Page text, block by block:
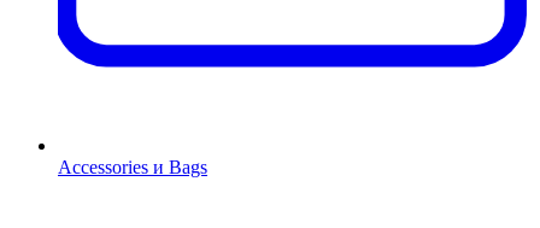
Accessories и Bags